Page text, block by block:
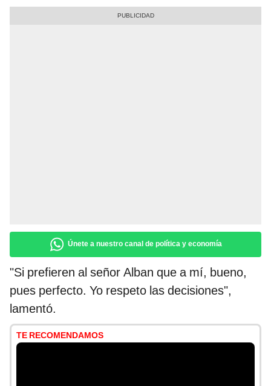
Únete a nuestro canal de política y economía
"Si prefieren al señor Alban que a mí, bueno,
pues perfecto. Yo respeto las decisiones",
lamentó.
TE RECOMENDAMOS